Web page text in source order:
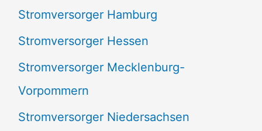
Stromversorger Hamburg
Stromversorger Hessen
Stromversorger Mecklenburg-
Vorpommern
Stromversorger Niedersachsen